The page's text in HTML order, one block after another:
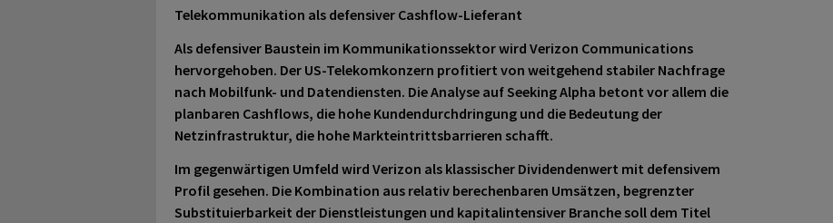
Telekommunikation als defensiver Cashflow-Lieferant
Als defensiver Baustein im Kommunikationssektor wird Verizon Communications
hervorgehoben. Der US-Telekomkonzern profitiert von weitgehend stabiler Nachfrage
nach Mobilfunk- und Datendiensten. Die Analyse auf Seeking Alpha betont vor allem die
planbaren Cashflows, die hohe Kundendurchdringung und die Bedeutung der
Netzinfrastruktur, die hohe Markteintrittsbarrieren schafft.
Im gegenwärtigen Umfeld wird Verizon als klassischer Dividendenwert mit defensivem
Profil gesehen. Die Kombination aus relativ berechenbaren Umsätzen, begrenzter
Substituierbarkeit der Dienstleistungen und kapitalintensiver Branche soll dem Titel